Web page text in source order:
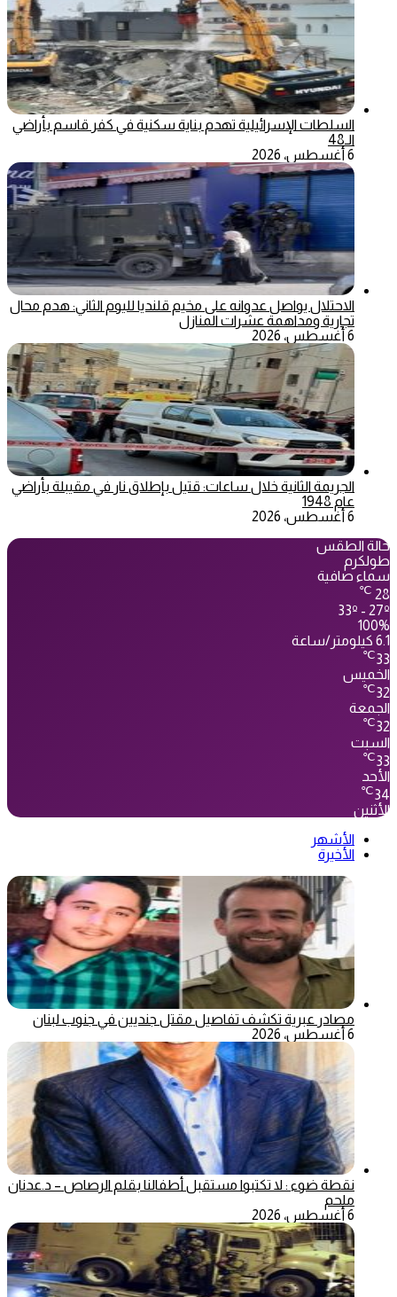
السلطات الإسرائيلية تهدم بناية سكنية في كفر قاسم بأراضي
الـ48
6 أغسطس، 2026
الاحتلال يواصل عدوانه على مخيم قلنديا لليوم الثاني: هدم محال
تجارية ومداهمة عشرات المنازل
6 أغسطس، 2026
الجريمة الثانية خلال ساعات: قتيل بإطلاق نار في مقيبلة بأراضي
عام 1948
6 أغسطس، 2026
حالة الطقس
طولكرم
سماء صافية
28
℃
33º - 27º
100%
6.1 كيلومتر/ساعة
33
℃
الخميس
32
℃
الجمعة
32
℃
السبت
33
℃
الأحد
34
℃
الأثنين
الأشهر
الأخيرة
مصادر عبرية تكشف تفاصيل مقتل جنديين في جنوب لبنان
6 أغسطس، 2026
نقطة ضوء : لا تكتبوا مستقبل أطفالنا بقلم الرصاص – د.عدنان
ملحم
6 أغسطس، 2026